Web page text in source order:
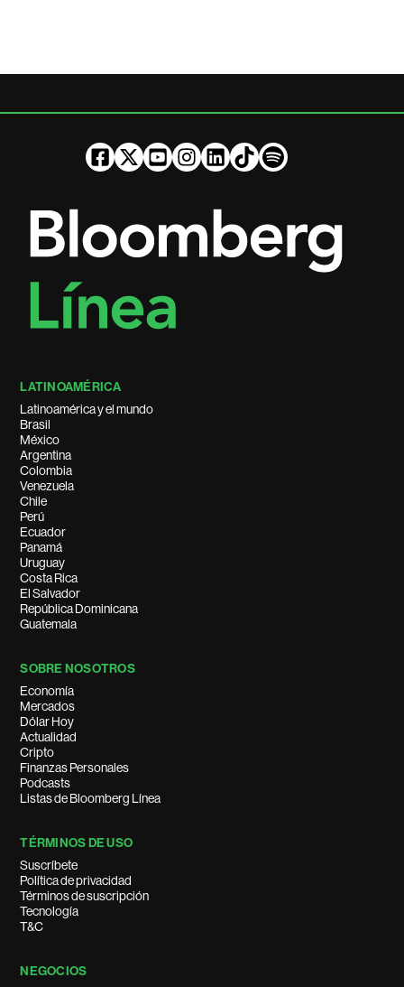
LATINOAMÉRICA
Latinoamérica y el mundo
Brasil
México
Argentina
Colombia
Venezuela
Chile
Perú
Ecuador
Panamá
Uruguay
Costa Rica
El Salvador
República Dominicana
Guatemala
SOBRE NOSOTROS
Economía
Mercados
Dólar Hoy
Actualidad
Cripto
Finanzas Personales
Podcasts
Listas de Bloomberg Línea
TÉRMINOS DE USO
Suscríbete
Política de privacidad
Términos de suscripción
Tecnología
T&C
NEGOCIOS